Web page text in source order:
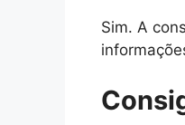
Sim. A